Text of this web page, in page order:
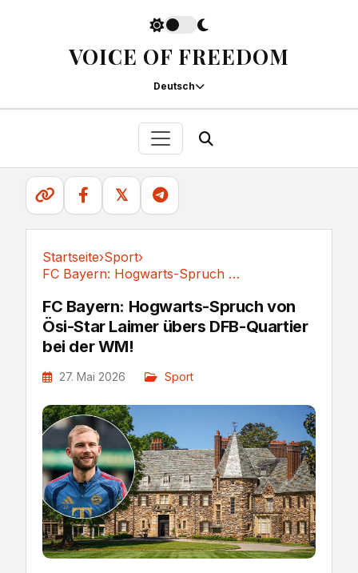
VOICE OF FREEDOM
Deutsch
𝕏
Startseite›Sport›
FC Bayern: Hogwarts-Spruch von Ösi-Star Laimer...
FC Bayern: Hogwarts-Spruch von
Ösi-Star Laimer übers DFB-Quartier
bei der WM!
27. Mai 2026 Sport